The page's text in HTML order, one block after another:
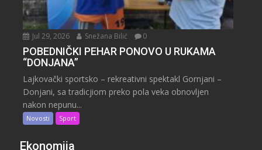
Jul 29, 2026 Snežana Bilić 0
POBEDNIČKI PEHAR PONOVO U RUKAMA
“DONJANA”
Lajkovački sportsko – rekreativni spektakl Gornjani –
Donjani, sa tradicjiom preko pola veka obnovljen
nakon nepunu...
Novosti Sport
Ekonomija